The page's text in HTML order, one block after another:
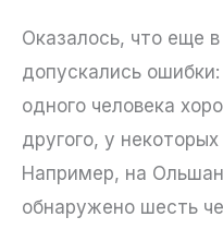
Оказалось, что еще
допускались
одного человека
другого, у
Например, на
обнаружено шесть